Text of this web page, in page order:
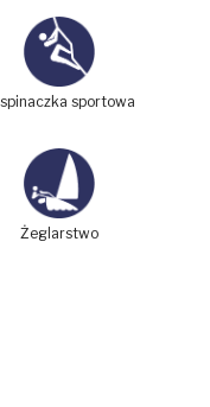
sportowa
Żeglarstwo